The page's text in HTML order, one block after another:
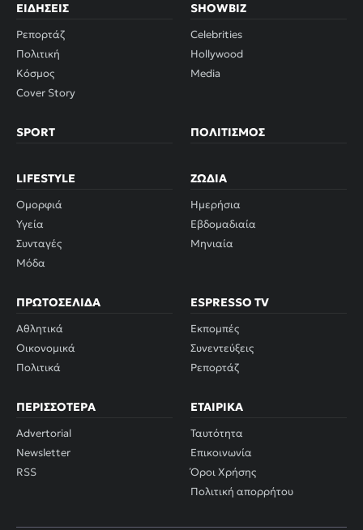
ΕΙΔΉΣΕΙΣ
Ρεπορτάζ
Πολιτική
Κόσμος
Cover Story
SHOWBIZ
Celebrities
Hollywood
Media
SPORT ΠΟΛΙΤΙΣΜΌΣ
LIFESTYLE
Ομορφιά
Υγεία
Συνταγές
Μόδα
ΖΏΔΙΑ
Ημερήσια
Εβδομαδιαία
Μηνιαία
ΠΡΩΤΟΣΈΛΙΔΑ
Αθλητικά
Οικονομικά
Πολιτικά
ESPRESSO TV
Εκπομπές
Συνεντεύξεις
Ρεπορτάζ
ΠΕΡΙΣΣΌΤΕΡΑ
Advertorial
Newsletter
RSS
ΕΤΑΙΡΙΚΆ
Ταυτότητα
Επικοινωνία
Όροι Χρήσης
Πολιτική απορρήτου